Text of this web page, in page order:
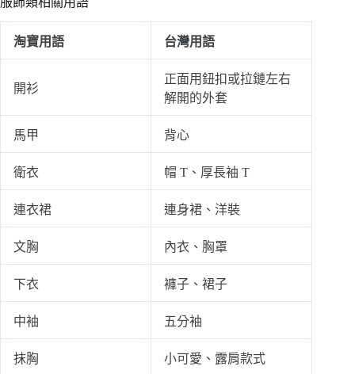
淘寶用語 台灣用語
開衫
正面用鈕扣或拉鏈左右
解開的外套
馬甲 背心
衛衣 帽 T、厚長袖 T
連衣裙 連身裙、洋裝
文胸 內衣、胸罩
下衣 褲子、裙子
中袖 五分袖
抹胸 小可愛、露肩款式